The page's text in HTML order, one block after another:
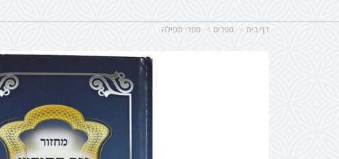
דף בית ספרים ספרי תפילה